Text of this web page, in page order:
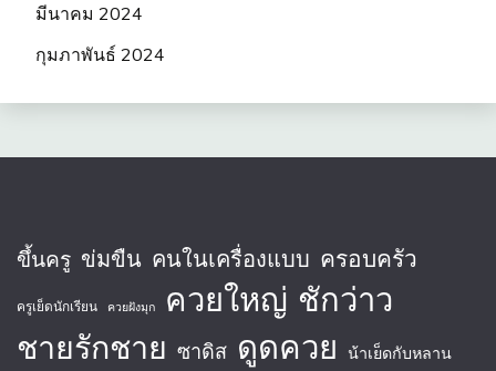
มีนาคม 2024
กุมภาพันธ์ 2024
ขึ้นครู ข่มขืน คนในเครื่องแบบ ครอบครัว
ครูเย็ดนักเรียน ควยฝังมุก ควยใหญ่ ชักว่าว
ชายรักชาย ซาดิส ดูดควย น้าเย็ดกับหลาน